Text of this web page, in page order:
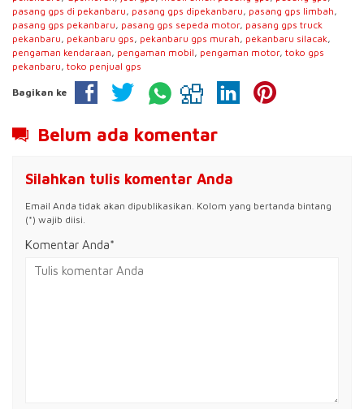
pasang gps di pekanbaru, pasang gps dipekanbaru, pasang gps limbah,
pasang gps pekanbaru, pasang gps sepeda motor, pasang gps truck
pekanbaru, pekanbaru gps, pekanbaru gps murah, pekanbaru silacak,
pengaman kendaraan, pengaman mobil, pengaman motor, toko gps
pekanbaru, toko penjual gps
Bagikan ke
Belum ada komentar
Silahkan tulis komentar Anda
Email Anda tidak akan dipublikasikan. Kolom yang bertanda bintang
(*) wajib diisi.
Komentar Anda*